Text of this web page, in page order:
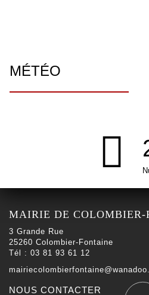
MÉTÉO
MAIRIE DE COLOMBIER-
3 Grande Rue
25260 Colombier-Fontaine
Tél : 03 81 93 61 12
NOUS CONTACTER